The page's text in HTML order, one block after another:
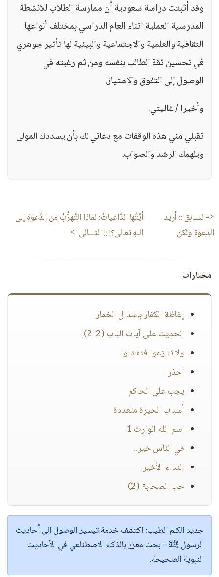
وقد أثبتت دراسة سعودية أن ممارسة الطلاب للأنشطة
المدرسية العملية اثناء العام الدراسي بمختلف أنواعها
الثقافية والعلمية والاجتماعية والبيئية لها تأثير جوهري
في تحسين ثقة الطالب بنفسه ومن ثم رغبته في
الوصول إلى التفوق والامتياز.
وأخيرا / غاليتي.
تقبلي مني هذه الوقفات مع دعائي لك بأن يسددك المولى
ويلهمك الرشد والصواب.
<-السـابق ::أريد
الدعوة ولكن
أيَّتُها الدَّاعياتُ: لماذا التَّهرُّبُ من الدَّعوةِ إلى
اللهِ تعالى؟!:: التـــالى->
مختارات
إغاظة الكفار بإسدال الخمار
الحديث على آيات الباب (2-2)
ولا تنازعوا فتفشلوا
احذر
يجب على الحاكم
أسباب الحيرة متعددة
اسم الله الوارث 1
في الناس خير..
النداء الأخير
حب الصحابة (2)
جديد الكلم الطيب:اكتشف خدمةتيسير الوصول إلى أحاديث
الرسول ﷺ - بحث معزز بالذكاء الاصطناعي في الأحاديث
النبوية الصحيحة.